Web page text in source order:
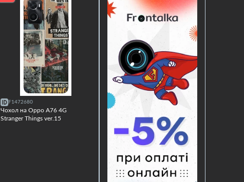
F1472680
Чохол на Oppo A76 4G
Stranger Things ver.15